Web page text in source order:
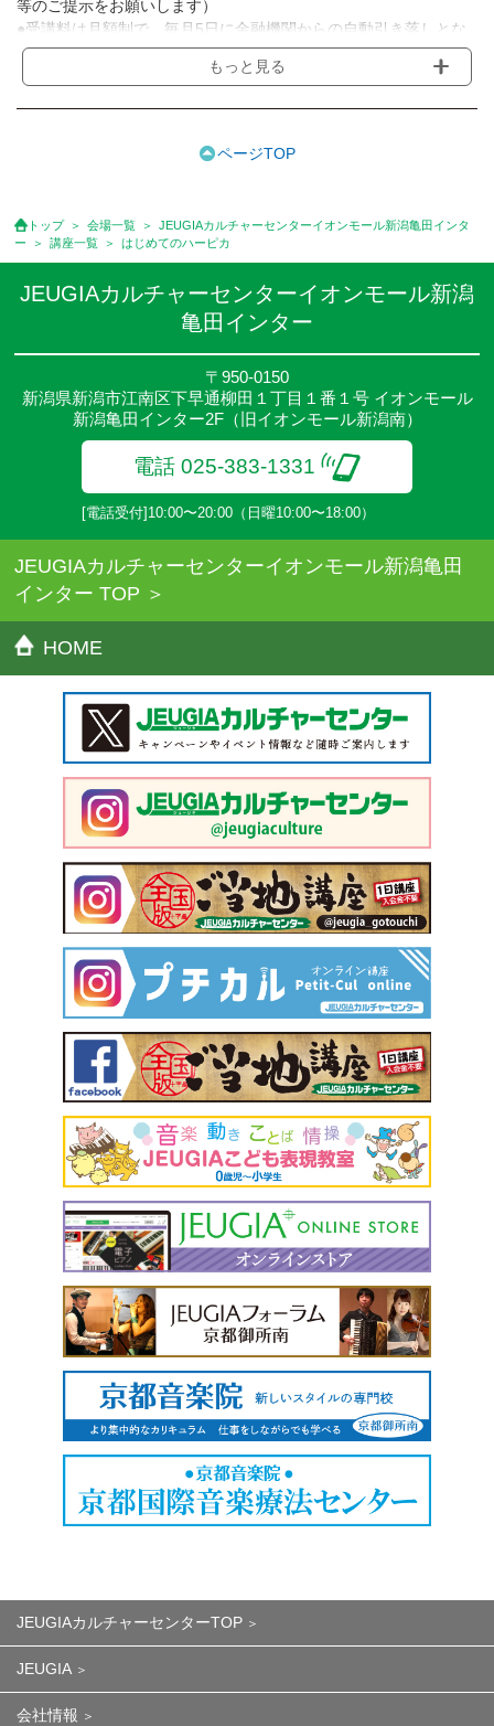
等のご提示をお願いします）
●受講料は月額制で、毎月5日に金融機関からの自動引き落しとな
ります。
※講座によってはお支払い方法が異なる場合がありますのでご確認
ております。また一部の講座では別途傷害保険料も含まれており
●資格認定講座の試験料・認定料などは別途要しますのでお問い合
せください。
●講座は、月4回(週1回),月3回,2回,1回,臨時講座いろいろあります
のでご確認ください。
●参加人数が一定に満たない場合、体験や講座開講を中止または延
期することがあります。
●その他、詳しい内容については、ご入会時にご説明をさせていた
だきます。
もっと見る
ページTOP
トップ 会場一覧
JEUGIAカルチャーセンターイオンモール新潟亀田インタ
ー
講座一覧 はじめてのハーピカ
JEUGIAカルチャーセンターイオンモール新潟
亀田インター
〒950-0150
新潟県新潟市江南区下早通柳田１丁目１番１号 イオンモール
新潟亀田インター2F（旧イオンモール新潟南）
電話 025-383-1331
[電話受付]10:00〜20:00（日曜10:00〜18:00）
JEUGIAカルチャーセンターイオンモール新潟亀田
インター TOP
HOME
JEUGIAカルチャーセンターTOP
JEUGIA
会社情報